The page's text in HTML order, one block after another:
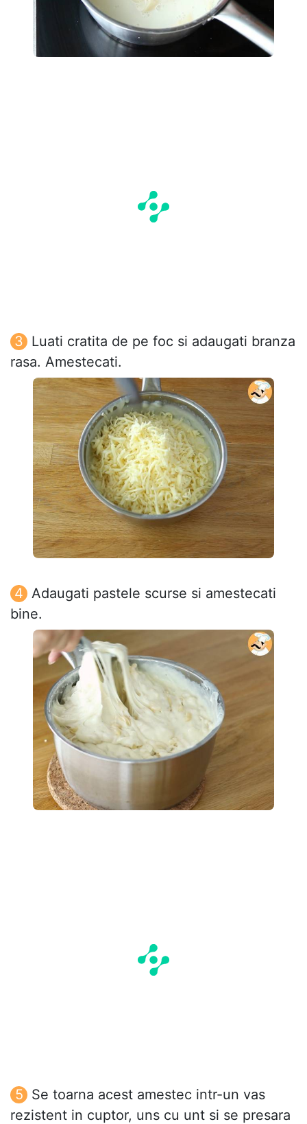
Luati cratita de pe foc si adaugati branza
rasa. Amestecati.
Adaugati pastele scurse si amestecati
bine.
Se toarna acest amestec intr-un vas
rezistent in cuptor, uns cu unt si se presara